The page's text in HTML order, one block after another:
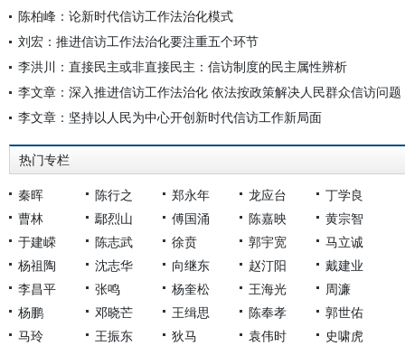
陈柏峰：论新时代信访工作法治化模式
刘宏：推进信访工作法治化要注重五个环节
李洪川：直接民主或非直接民主：信访制度的民主属性辨析
李文章：深入推进信访工作法治化 依法按政策解决人民群众信访问题
李文章：坚持以人民为中心开创新时代信访工作新局面
热门专栏
秦晖 陈行之 郑永年 龙应台
丁学良
曹林
鄢烈山 傅国涌 陈嘉映
黄宗智
于建嵘
陈志武 徐贲 郭宇宽
马立诚
杨祖陶
沈志华 向继东 赵汀阳
戴建业
李昌平
张鸣 杨奎松 王海光
周濂
杨鹏
邓晓芒 王缉思 陈奉孝
郭世佑
马玲
王振东 狄马 袁伟时 史啸虎